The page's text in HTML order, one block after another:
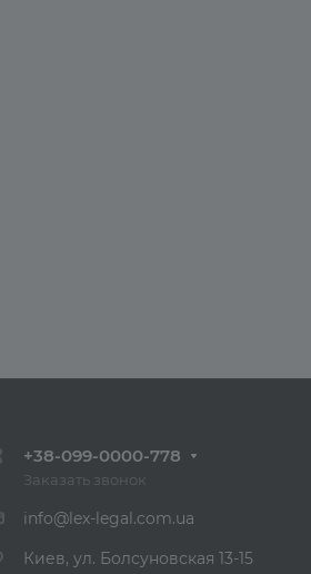
+38-099-0000-778
Заказать звонок
info@lex-legal.com.ua
Киев, ул. Болсуновская 13-15